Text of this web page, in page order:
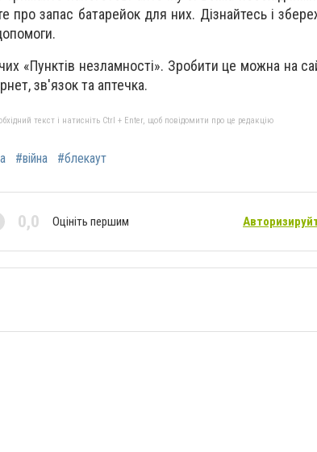
про запас батарейок для них. Дізнайтесь і
«Пунктів незламності». Зробити це можна на
зв'язок та аптечка.
текст і натисніть Ctrl + Enter, щоб повідомити про це редакцію
#війна #блекаут
0,0 Оцініть першим